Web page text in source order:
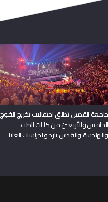
جامعة القدس تطلق احتفالات تخريج الفوج
الخامس والأربعين من كليات الطب
والهندسة والقدس بارد والدراسات العليا